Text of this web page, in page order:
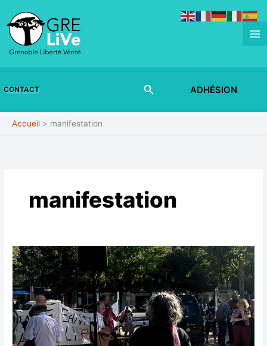
contenu
CONTACT RechercherADHÉSION
Accueil manifestation
manifestation